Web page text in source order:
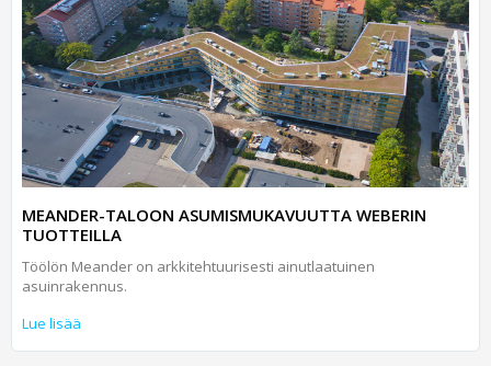
MEANDER-TALOON ASUMISMUKAVUUTTA WEBERIN
TUOTTEILLA
Töölön Meander on arkkitehtuurisesti ainutlaatuinen
asuinrakennus.
Lue lisää